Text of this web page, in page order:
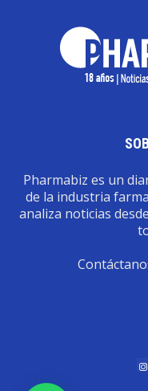
Pharmabiz es un
de la industria
analiza noticias